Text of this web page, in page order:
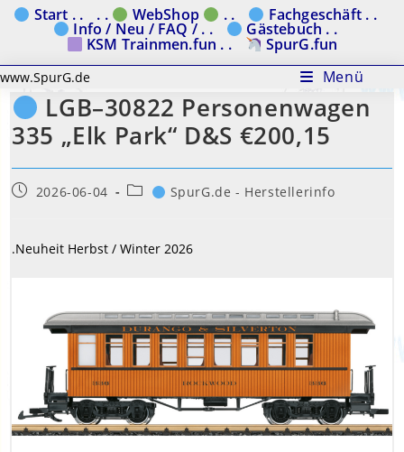
Zum Start . . . . WebShop . . Fachgeschäft . .
Info / Neu / FAQ / . . Gästebuch . .
KSM Trainmen.fun . . SpurG.fun
www.SpurG.de Menü
LGB–30822 Personenwagen
335 „Elk Park“ D&S €200,15
Beitrag2026-06-04
Beitrags-SpurG.de - Herstellerinfo
.Neuheit Herbst / Winter 2026